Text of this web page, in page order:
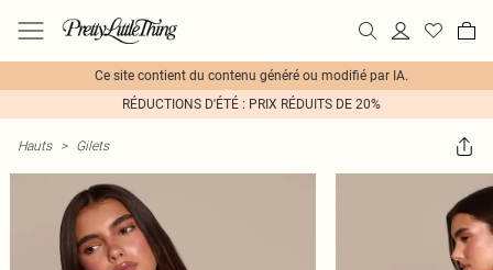
Ce site contient du contenu généré ou modifié par IA.
RÉDUCTIONS D'ÉTÉ : PRIX RÉDUITS DE 20%
Hauts > Gilets